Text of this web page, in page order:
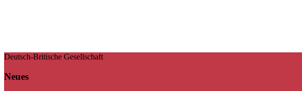
Deutsch-Britische Gesellschaft
Neues